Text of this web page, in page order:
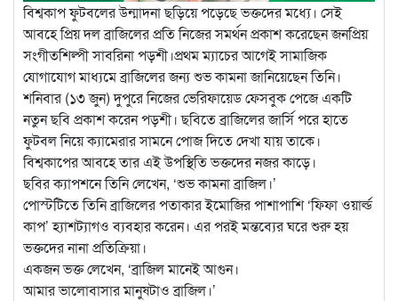
বিশ্বকাপ ফুটবলের উন্মাদনা ছড়িয়ে পড়েছে ভক্তদের মধ্যে। সেই
আবহে প্রিয় দল ব্রাজিলের প্রতি নিজের সমর্থন প্রকাশ করেছেন জনপ্রিয়
সংগীতশিল্পী সাবরিনা পড়শী।প্রথম ম্যাচের আগেই সামাজিক
যোগাযোগ মাধ্যমে ব্রাজিলের জন্য শুভ কামনা জানিয়েছেন তিনি।
শনিবার (১৩ জুন) দুপুরে নিজের ভেরিফায়েড ফেসবুক পেজে একটি
নতুন ছবি প্রকাশ করেন পড়শী। ছবিতে ব্রাজিলের জার্সি পরে হাতে
ফুটবল নিয়ে ক্যামেরার সামনে পোজ দিতে দেখা যায় তাকে।
বিশ্বকাপের আবহে তার এই উপস্থিতি ভক্তদের নজর কাড়ে।
ছবির ক্যাপশনে তিনি লেখেন, ‘শুভ কামনা ব্রাজিল।’
পোস্টটিতে তিনি ব্রাজিলের পতাকার ইমোজির পাশাপাশি ‘ফিফা ওয়ার্ল্ড
কাপ’ হ্যাশট্যাগও ব্যবহার করেন। এর পরই মন্তব্যের ঘরে শুরু হয়
ভক্তদের নানা প্রতিক্রিয়া।
একজন ভক্ত লেখেন, ‘ব্রাজিল মানেই আগুন।
আমার ভালোবাসার মানুষটাও ব্রাজিল।’